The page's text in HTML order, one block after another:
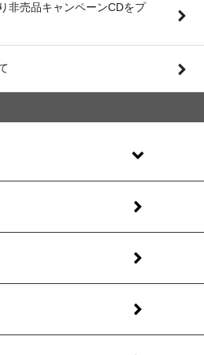
非売品キャンペーンCDをプ